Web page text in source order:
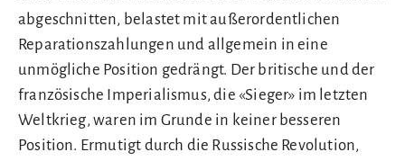
abgeschnitten, belastet mit außerordentlichen
Reparationszahlungen und allgemein in eine
unmögliche Position gedrängt. Der britische und der
französische Imperialismus, die «Sieger» im letzten
Weltkrieg, waren im Grunde in keiner besseren
Position. Ermutigt durch die Russische Revolution,